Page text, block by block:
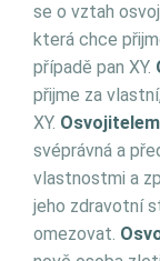
se o vztah
která chce
případě pan XY.
přijme za
XY. Osvojitelem
svéprávná a
vlastnostmi a
jeho zdravotní
omezovat.